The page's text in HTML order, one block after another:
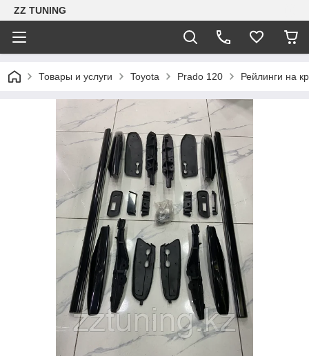
ZZ TUNING
Товары и услуги Toyota Prado 120 Рейлинги на